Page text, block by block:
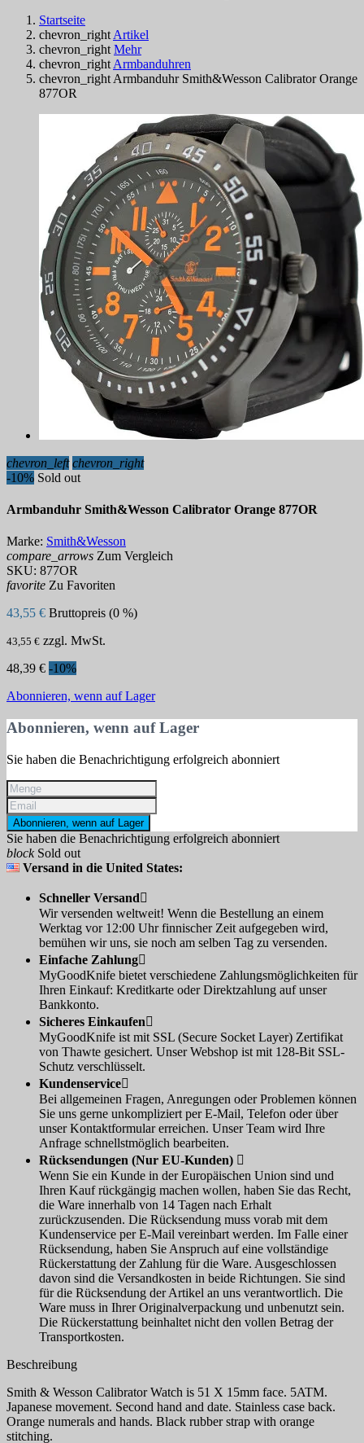
Startseite
chevron_right Artikel
chevron_right Mehr
chevron_right Armbanduhren
chevron_right Armbanduhr Smith&Wesson Calibrator Orange
877OR
chevron_left chevron_right
-10% Sold out
Armbanduhr Smith&Wesson Calibrator Orange 877OR
Marke: Smith&Wesson
compare_arrows Zum Vergleich
SKU: 877OR
favorite Zu Favoriten
43,55 € Bruttopreis (0 %)
43,55 € zzgl. MwSt.
48,39 € -10%
Abonnieren, wenn auf Lager
Abonnieren, wenn auf Lager
Sie haben die Benachrichtigung erfolgreich abonniert
Abonnieren, wenn auf Lager
Sie haben die Benachrichtigung erfolgreich abonniert
blockSold out
Versand in die United States:
Schneller Versand
Wir versenden weltweit! Wenn die Bestellung an einem
Werktag vor 12:00 Uhr finnischer Zeit aufgegeben wird,
bemühen wir uns, sie noch am selben Tag zu versenden.
Einfache Zahlung
MyGoodKnife bietet verschiedene Zahlungsmöglichkeiten für
Ihren Einkauf: Kreditkarte oder Direktzahlung auf unser
Bankkonto.
Sicheres Einkaufen
MyGoodKnife ist mit SSL (Secure Socket Layer) Zertifikat
von Thawte gesichert. Unser Webshop ist mit 128-Bit SSL-
Schutz verschlüsselt.
Kundenservice
Bei allgemeinen Fragen, Anregungen oder Problemen können
Sie uns gerne unkompliziert per E-Mail, Telefon oder über
unser Kontaktformular erreichen. Unser Team wird Ihre
Anfrage schnellstmöglich bearbeiten.
Rücksendungen (Nur EU-Kunden) 
Wenn Sie ein Kunde in der Europäischen Union sind und
Ihren Kauf rückgängig machen wollen, haben Sie das Recht,
die Ware innerhalb von 14 Tagen nach Erhalt
zurückzusenden. Die Rücksendung muss vorab mit dem
Kundenservice per E-Mail vereinbart werden. Im Falle einer
Rücksendung, haben Sie Anspruch auf eine vollständige
Rückerstattung der Zahlung für die Ware. Ausgeschlossen
davon sind die Versandkosten in beide Richtungen. Sie sind
für die Rücksendung der Artikel an uns verantwortlich. Die
Ware muss in Ihrer Originalverpackung und unbenutzt sein.
Die Rückerstattung beinhaltet nicht den vollen Betrag der
Transportkosten.
Beschreibung
Smith & Wesson Calibrator Watch is 51 X 15mm face. 5ATM.
Japanese movement. Second hand and date. Stainless case back.
Orange numerals and hands. Black rubber strap with orange
stitching.